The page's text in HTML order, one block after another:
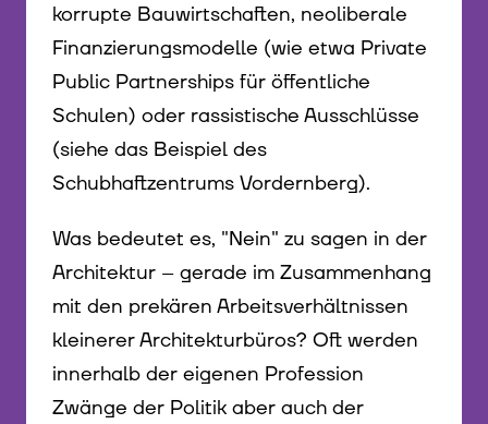
korrupte Bauwirtschaften, neoliberale
Finanzierungsmodelle (wie etwa Private
Public Partnerships für öffentliche
Schulen) oder rassistische Ausschlüsse
(siehe das Beispiel des
Schubhaftzentrums Vordernberg).
Was bedeutet es, "Nein" zu sagen in der
Architektur – gerade im Zusammenhang
mit den prekären Arbeitsverhältnissen
kleinerer Architekturbüros? Oft werden
innerhalb der eigenen Profession
Zwänge der Politik aber auch der